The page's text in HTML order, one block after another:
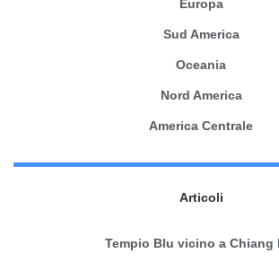
Europa
Sud America
Oceania
Nord America
America Centrale
Articoli
Tempio Blu vicino a Chiang